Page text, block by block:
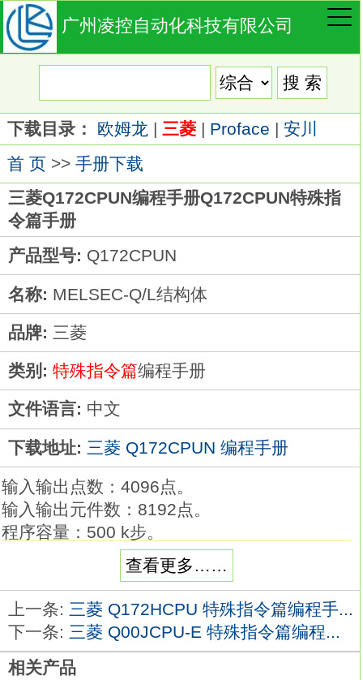
广州凌控自动化科技有限公司
下载目录： 欧姆龙 | 三菱| Proface | 安川
首 页>> 手册下载
三菱Q172CPUN编程手册Q172CPUN特殊指
令篇手册
产品型号: Q172CPUN
名称: MELSEC-Q/L结构体
品牌: 三菱
类别: 特殊指令篇编程手册
文件语言: 中文
下载地址: 三菱 Q172CPUN 编程手册
输入输出点数：4096点。
输入输出元件数：8192点。
程序容量：500 k步。
处理速度：0.0095 μs。
程序存储器容量：2000 KB。
支持USB和网络Q172CPUN编程手册。
支持安装记忆卡。
多CPU之间提供高速通信。
缩短了固定扫描中断时间，装置高精度化。
查看更多……
上一条: 三菱 Q172HCPU 特殊指令篇编程手...
下一条: 三菱 Q00JCPU-E 特殊指令篇编程...
相关产品